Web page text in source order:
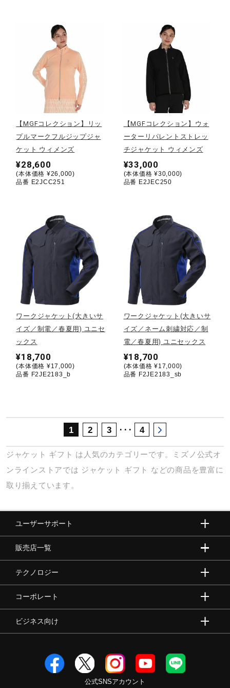
ジュニア／キッズ
メディカル
コラボ／ライセンス
サポート
直営店一覧
取扱店一覧
【MGFコレクション】リッ
プルマークフルジップジャ
ケット ウィメンズ
¥28,600
(本体価格 ¥26,000)
品番 E2JCC251
【MGFコレクション】ウォ
ーターリパレントストレッ
チジャケット ウィメンズ
¥33,000
(本体価格 ¥30,000)
品番 E2JEC250
ワークジャケット(大きいサ
イズ／制電／春夏用) ユニセ
ックス
¥18,700
(本体価格 ¥17,000)
品番 F2JE2183_b
ワークジャケット(大きいサ
イズ／ネーム刺繍対応／制
電／春夏用) ユニセックス
¥18,700
(本体価格 ¥17,000)
品番 F2JE2183_sb
1 2 3 ･･･ 4
ジャケット ギフト は人気のカテゴリーです。ミズノ公式オ
ンラインストアでは ジャケット ギフト
などの商品を豊富に
取り揃えています。
ユーザーサポート
販売店一覧
テクノロジー
コーポレート
ビジネス向け
公式SNSアカウント